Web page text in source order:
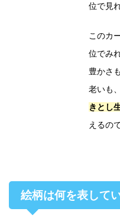
位で見
このカ
位でみ
豊かさ
老いも
きとし
えるの
絵柄は何を表して